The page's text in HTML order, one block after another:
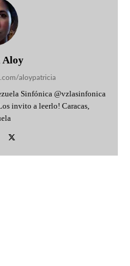
Aloy
aloypatricia
Sinfónica @vzlasinfonica
invito a leerlo! Caracas,